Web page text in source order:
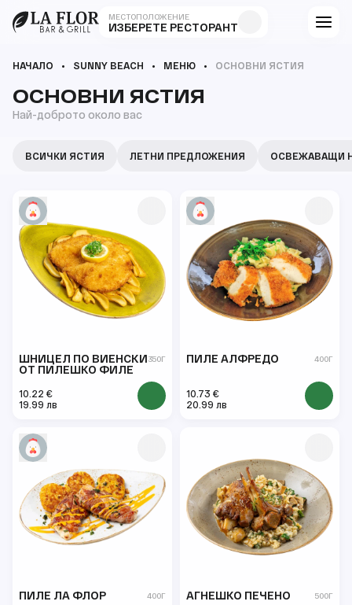
МЕСТОПОЛОЖЕНИЕ
ИЗБЕРЕТЕ РЕСТОРАНТ
НАЧАЛО SUNNY BEACH МЕНЮ ОСНОВНИ ЯСТИЯ
ОСНОВНИ ЯСТИЯ
Най-доброто около вас
ВСИЧКИ ЯСТИЯ ЛЕТНИ ПРЕДЛОЖЕНИЯ ОСВЕЖАВАЩИ
ШНИЦЕЛ ПО ВИЕНСКИ
ОТ ПИЛЕШКО ФИЛЕ
350Г
10.22 €
19.99 лв
ПИЛЕ АЛФРЕДО 400Г
10.73 €
20.99 лв
ПИЛЕ ЛА ФЛОР 400Г АГНЕШКО ПЕЧЕНО 500Г